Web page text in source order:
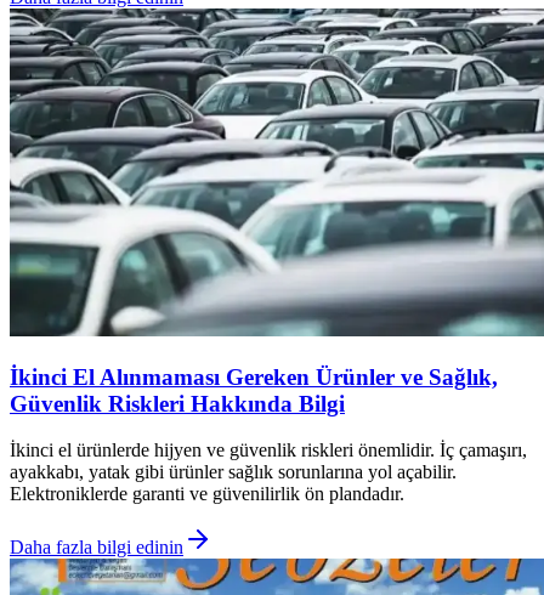
İkinci El Alınmaması Gereken Ürünler ve Sağlık,
Güvenlik Riskleri Hakkında Bilgi
İkinci el ürünlerde hijyen ve güvenlik riskleri önemlidir. İç çamaşırı,
ayakkabı, yatak gibi ürünler sağlık sorunlarına yol açabilir.
Elektroniklerde garanti ve güvenilirlik ön plandadır.
Daha fazla bilgi edinin